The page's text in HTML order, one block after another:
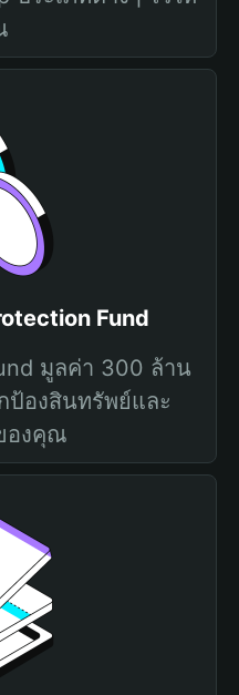
Fund
มูลค่า 300 ล้าน
ป้องสินทรัพย์และ
องคุณ